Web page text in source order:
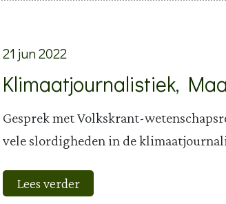
21 jun 2022
Klimaatjournalistiek,
Gesprek met Volkskrant-
vele slordigheden in de
Lees verder